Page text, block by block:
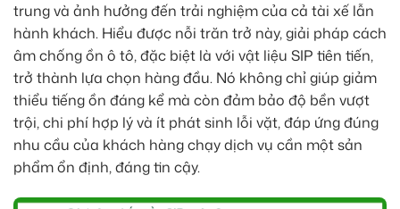
trung và ảnh hưởng đến trải nghiệm của cả tài xế lẫn
hành khách. Hiểu được nỗi trăn trở này, giải pháp cách
âm chống ồn ô tô, đặc biệt là với vật liệu SIP tiên tiến,
trở thành lựa chọn hàng đầu. Nó không chỉ giúp giảm
thiểu tiếng ồn đáng kể mà còn đảm bảo độ bền vượt
trội, chi phí hợp lý và ít phát sinh lỗi vặt, đáp ứng đúng
nhu cầu của khách hàng chạy dịch vụ cần một sản
phẩm ổn định, đáng tin cậy.